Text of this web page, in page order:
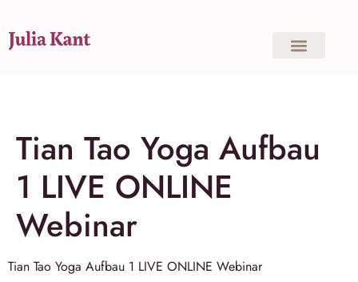
Tian Tao Yoga Aufbau
1 LIVE ONLINE
Webinar
Tian Tao Yoga Aufbau 1 LIVE ONLINE Webinar